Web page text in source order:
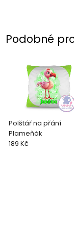
Podobné
Polštář na přání
Plameňák
189 Kč